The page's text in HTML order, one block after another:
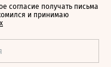
согласие получать письма
и принимаю